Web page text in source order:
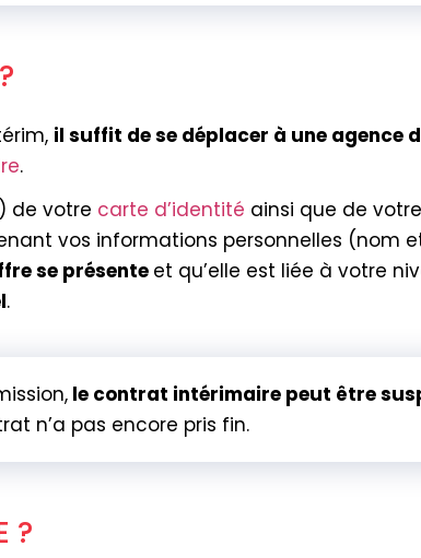
?
il suffit de se déplacer à une agence
.
de votre carte d’identité ainsi que de
vos informations personnelles (nom
se présente et qu’elle est liée à votre
.
le contrat intérimaire peut être
n’a pas encore pris fin.
?